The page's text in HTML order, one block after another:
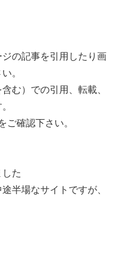
の記事を引用したり画
。
む）での引用、転載、
ご確認下さい。
た
半場なサイトですが、